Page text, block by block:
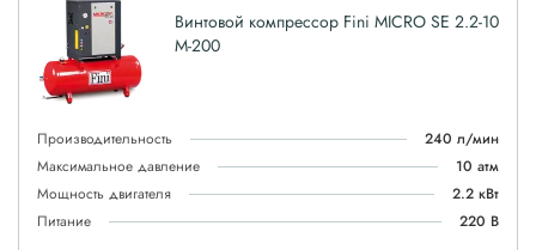
Винтовой компрессор Fini MICRO SE 2.2-10
M-200
Производительность
240 л/мин
Максимальное давление
10 атм
Мощность двигателя
2.2 кВт
Питание
220 В